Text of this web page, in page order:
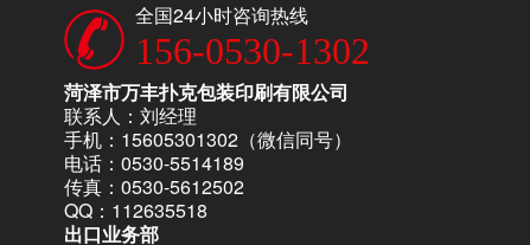
全国24小时咨询热线
156-0530-1302
菏泽市万丰扑克包装印刷有限公司
联系人：刘经理
手机：15605301302（微信同号）
电话：0530-5514189
传真：0530-5612502
QQ：112635518
出口业务部